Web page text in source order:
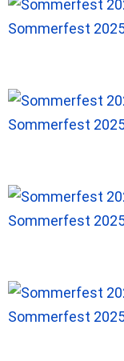
Sommerfest
Sommerfest
Sommerfest
Sommerfest